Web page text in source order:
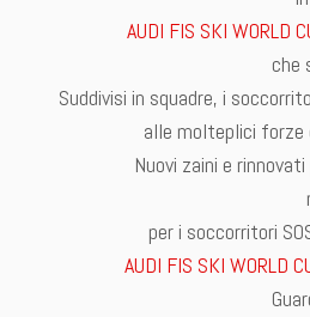
AUDI FIS SKI WORLD
che
Suddivisi in squadre, i
alle molteplici forze
Nuovi zaini e
per i soccorritori
AUDI FIS SKI WORLD